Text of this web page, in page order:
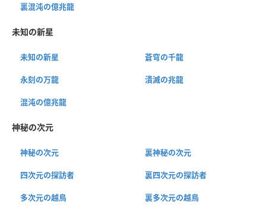
裏混沌の億兆龍
未知の新星
未知の新星 蒼穹の千龍
永刻の万龍 潰滅の兆龍
混沌の億兆龍
神秘の次元
神秘の次元 裏神秘の次元
四次元の探訪者 裏四次元の探訪者
多次元の越鳥 裏多次元の越鳥